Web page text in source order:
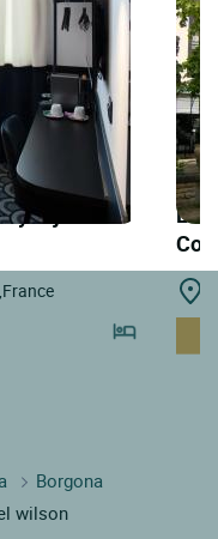
Dijon
Borgona
wilson